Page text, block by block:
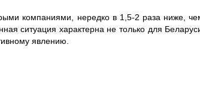
компаниями, нередко в 1,5-2 раза ниже,
ситуация характерна не только для
явлению.